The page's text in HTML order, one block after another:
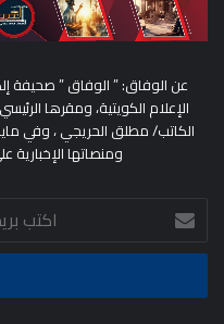
عن الوفاق: ” الوفاق ” صحيفة
الإعلام الكويتية، ومقرها
ومنصاتها الإخبارية
اكتب
بريدك
الالكتروني